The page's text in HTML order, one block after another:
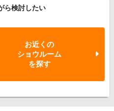
ら検討したい
お近くの
ショウルーム
を探す